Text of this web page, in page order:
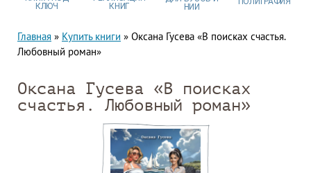
КЛЮЧ
КНИГ
НИИ
Главная » Купить книги » Оксана Гусева «В поисках счастья.
Любовный роман»
Оксана Гусева «В поисках
счастья. Любовный роман»